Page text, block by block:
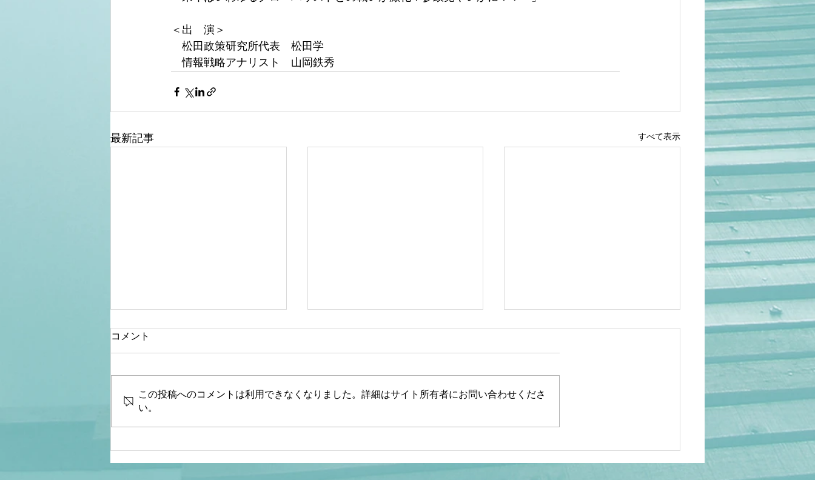
＜出　演＞
松田政策研究所代表　松田学
情報戦略アナリスト　山岡鉄秀
最新記事 すべて表示
【桜内文城】財政金融研究
ョック&減税ショックとは何
【文】【一般ライブ】【辺野
事故当時の動画を公開【玄ち
【山岡】アニメ人気でも救え
した理由 ケビン・ドーク氏×
コメント
この投稿へのコメントは利用できなくなりました。詳細はサイト所有者にお問い合わせくださ
い。